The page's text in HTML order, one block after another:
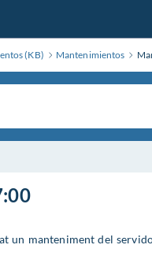
(KB) Mantenimientos
un manteniment del